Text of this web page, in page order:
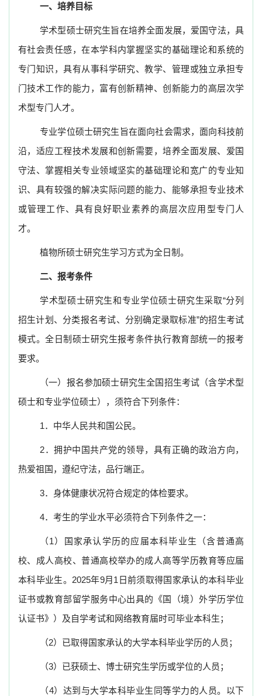
一、培养目标
学术型硕士研究生旨在培养全面发展，爱国守法，具
有社会责任感，在本学科内掌握坚实的基础理论和系统的
专门知识，具有从事科学研究、教学、管理或独立承担专
门技术工作的能力，富有创新精神、创新能力的高层次学
术型专门人才。
专业学位硕士研究生旨在面向社会需求，面向科技前
沿，适应工程技术发展和创新需要，培养全面发展、爱国
守法、掌握相关专业领域坚实的基础理论和宽广的专业知
识、具有较强的解决实际问题的能力、能够承担专业技术
或管理工作、具有良好职业素养的高层次应用型专门人
才。
植物所硕士研究生学习方式为全日制。
二、报考条件
学术型硕士研究生和专业学位硕士研究生采取“分列
招生计划、分类报名考试、分别确定录取标准”的招生考试
模式。全日制硕士研究生报考条件执行教育部统一的报考
要求。
（一）报名参加硕士研究生全国招生考试（含学术型
硕士和专业学位硕士），须符合下列条件：
1．中华人民共和国公民。
2．拥护中国共产党的领导，具有正确的政治方向，
热爱祖国，遵纪守法，品行端正。
3．身体健康状况符合规定的体检要求。
4．考生的学业水平必须符合下列条件之一：
（1）国家承认学历的应届本科毕业生（含普通高
校、成人高校、普通高校举办的成人高等学历教育等应届
本科毕业生。 2025年9月 1 日前须取得国家承认的本科毕业
证书或教育部留学服务中心出具的《国（境）外学历学位
认证书》）及自学考试和网络教育届时可毕业本科生；
（2）已取得国家承认的大学本科毕业学历的人员；
（3）已获硕士、博士研究生学历或学位的人员；
（4）达到与大学本科毕业生同等学力的人员。以下